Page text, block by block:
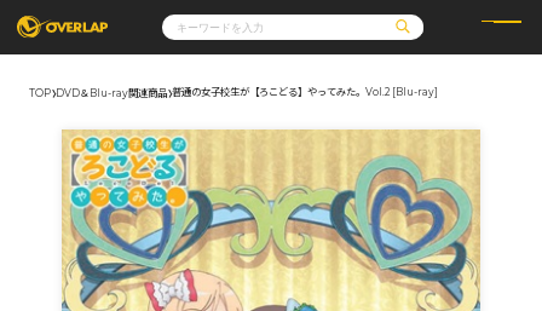
コミッククリエ
LiQulle
ラブパルフェ
ノベルス
ロサージュノベルス
その他
コミックエッセイ
ポケットモンスター
アニメ
ゲーム
通販・NEWS
OVERLAP STORE
オーバーラップ広報室
企業
会社概要
採用情報
アクセス
オーバーラップホールディングス
お問い合わせはこちら
オーバーラップ文庫
TOP DVD＆Blu-ray関連商品 普通の女子校生が【ろこどる】やってみた。Vol.2 [Blu-ray]